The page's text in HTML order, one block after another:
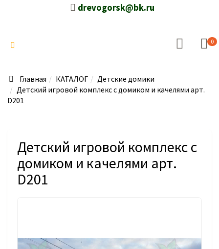
drevogorsk@bk.ru
0
Главная КАТАЛОГ
Детские домики
Детский игровой комплекс с домиком и качелями арт.
D201
Детский игровой комплекс с
домиком и качелями арт.
D201